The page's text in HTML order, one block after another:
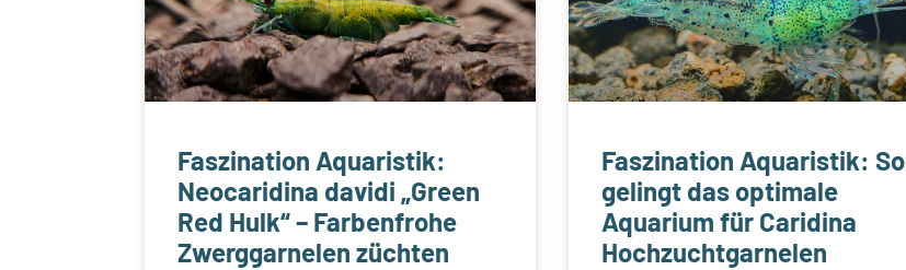
Faszination Aquaristik:
Neocaridina davidi „Green
Red Hulk“ – Farbenfrohe
Zwerggarnelen züchten
Faszination Aquaristik: So
gelingt das optimale
Aquarium für Caridina
Hochzuchtgarnelen